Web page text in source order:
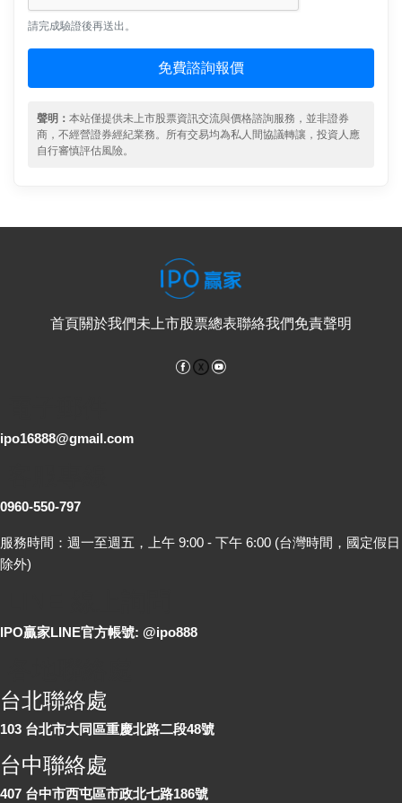
請完成驗證後再送出。
免費諮詢報價
聲明： 本站僅提供未上市股票資訊交流與價格諮詢服務，並非證券
商，不經營證券經紀業務。所有交易均為私人間協議轉讓，投資人應
自行審慎評估風險。
首頁關於我們未上市股票總表聯絡我們免責聲明
Facebook
ipo16888@gmail.com
0960-550-797
服務時間：週一至週五，上午 9:00 - 下午 6:00 (台灣時間，國定假日
除外)
IPO贏家LINE官方帳號: @ipo888
台北聯絡處
103 台北市大同區重慶北路二段48號
台中聯絡處
407 台中市西屯區市政北七路186號